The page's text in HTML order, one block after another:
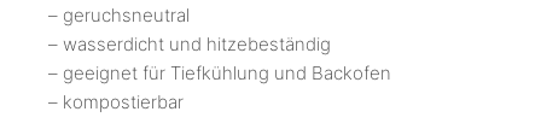
– geruchsneutral
– wasserdicht und hitzebeständig
– geeignet für Tiefkühlung und Backofen
– kompostierbar